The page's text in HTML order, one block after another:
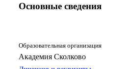
Основные сведения
Образовательная организация
Академия Сколково